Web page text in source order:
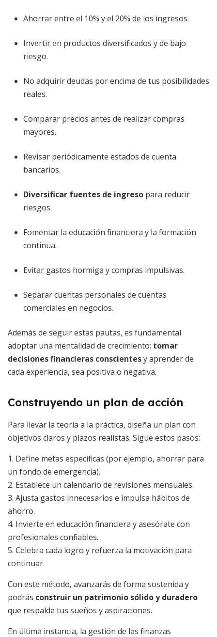
Ahorrar entre el 10% y el 20% de los ingresos.
Invertir en productos diversificados y de bajo
riesgo.
No adquirir deudas por encima de tus posibilidades
reales.
Comparar precios antes de realizar compras
mayores.
Revisar periódicamente estados de cuenta
bancarios.
Diversificar fuentes de ingreso para reducir
riesgos.
Fomentar la educación financiera y la formación
continua.
Evitar gastos hormiga y compras impulsivas.
Separar cuentas personales de cuentas
comerciales en negocios.
Además de seguir estas pautas, es fundamental
adoptar una mentalidad de crecimiento: tomar
decisiones financieras conscientesy aprender de
cada experiencia, sea positiva o negativa.
Construyendo un plan de acción
Para llevar la teoría a la práctica, diseña un plan con
objetivos claros y plazos realistas. Sigue estos pasos:
1. Define metas específicas (por ejemplo, ahorrar para
un fondo de emergencia).
2. Establece un calendario de revisiones mensuales.
3. Ajusta gastos innecesarios e impulsa hábitos de
ahorro.
4. Invierte en educación financiera y asesórate con
profesionales confiables.
5. Celebra cada logro y refuerza la motivación para
continuar.
Con este método, avanzarás de forma sostenida y
podrás construir un patrimonio sólido y duradero
que respalde tus sueños y aspiraciones.
En última instancia, la gestión de las finanzas